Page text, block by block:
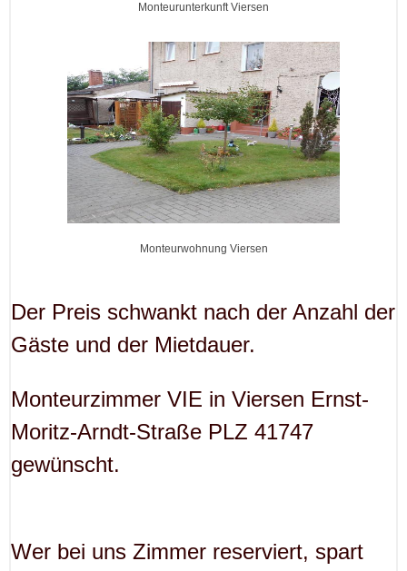
Monteurunterkunft Viersen
Monteurwohnung Viersen
Der Preis schwankt nach der Anzahl der
Gäste und der Mietdauer.
Monteurzimmer VIE in Viersen Ernst-
Moritz-Arndt-Straße PLZ 41747
gewünscht.
Wer bei uns Zimmer reserviert, spart